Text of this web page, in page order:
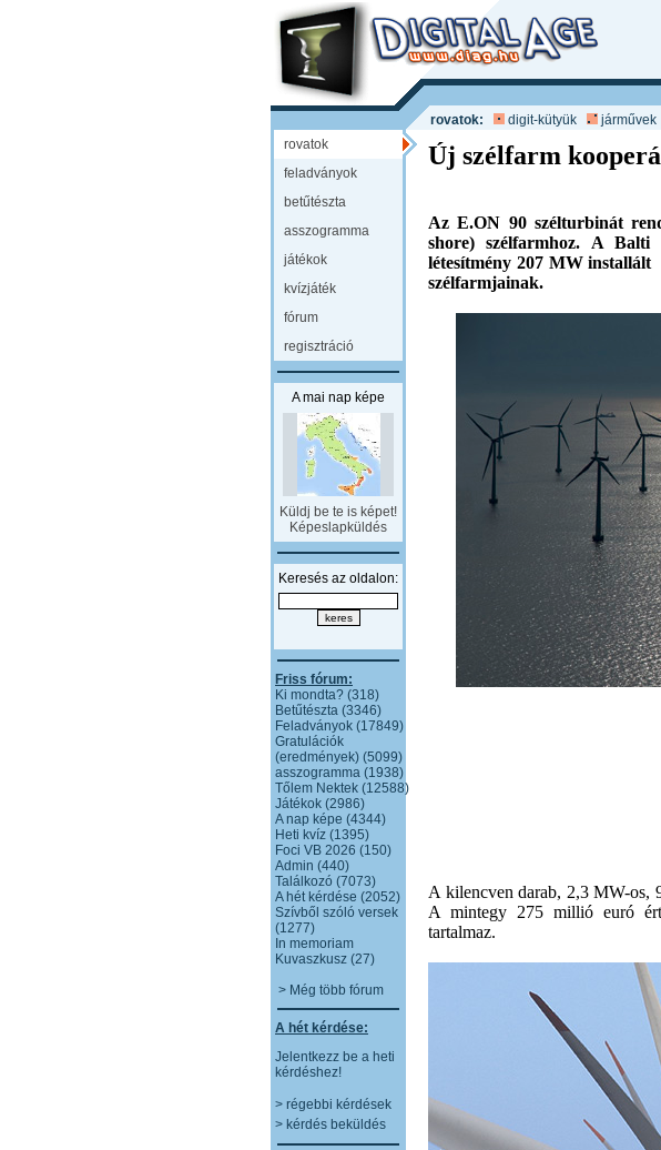
rovatok:
digit-kütyük járművek
rovatok
feladványok
betűtészta
asszogramma
játékok
kvízjáték
fórum
regisztráció
A mai nap képe
Küldj be te is képet!
Képeslapküldés
Keresés az oldalon:
Friss fórum:
Ki mondta? (318)
Betűtészta (3346)
Feladványok (17849)
Gratulációk
(eredmények) (5099)
asszogramma (1938)
Tőlem Nektek (12588)
Játékok (2986)
A nap képe (4344)
Heti kvíz (1395)
Foci VB 2026 (150)
Admin (440)
Találkozó (7073)
A hét kérdése (2052)
Szívből szóló versek
(1277)
In memoriam
Kuvaszkusz (27)
> Még több fórum
A hét kérdése:
Jelentkezz be a heti
kérdéshez!
> régebbi kérdések
> kérdés beküldés
Új szélfarm
Az E.ON 90 szélturbinát
shore) szélfarmhoz. A
létesítmény 207 MW installált
szélfarmjainak.
A kilencven darab, 2,3 MW-os,
A mintegy 275 millió euró
tartalmaz.